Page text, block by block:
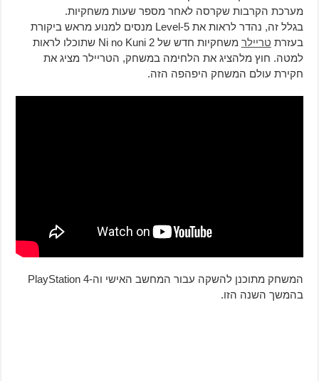
מערכת הקרבות שקרסה לאחר מספר שעות משחקיות.
בגלל זה, נהדר לראות את Level-5 מנסים למנוע מראש ביקורת
בעזרת טריילר
משחקיות חדש של Ni no Kuni 2 שתוכלו לראות
למטה. חוץ מלהציג את הלחימה במשחק, הטריילר מציג את
חקירת עולם המשחק היפהפה הזה.
המשחק מתוכנן להשקה עבור המחשב האישי וה-PlayStation 4
בהמשך השנה הזו.